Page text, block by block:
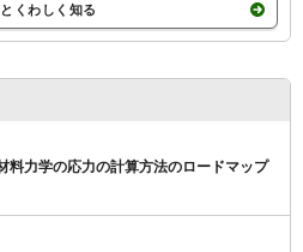
料力学の応力の計算方法のロードマップ
とくわしく知る